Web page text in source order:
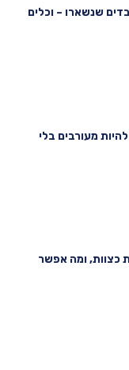
שנשארו – וכלים
מעורבים בלי
כצוות, ומה אפשר